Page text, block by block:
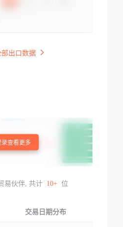
出口数据
录查看更多
易伙伴, 共计 10+ 位
交易日期分布